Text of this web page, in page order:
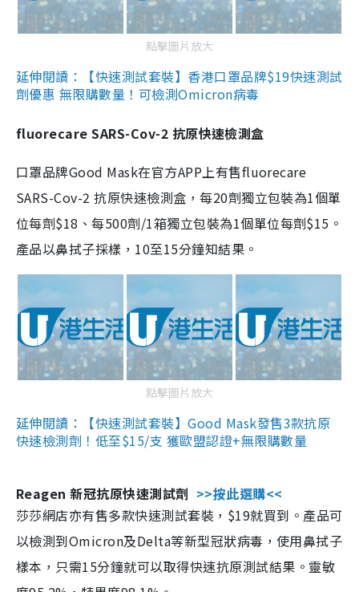
點擊圖片放大
延伸閱讀：【快速測試套裝】香港口罩品牌$19快速測試
劑優惠 無限購數量！可檢測Omicron病毒
fluorecare SARS-Cov-2 抗原快速檢測盒
口罩品牌Good Mask在官方APP上有售fluorecare
SARS-Cov-2 抗原快速檢測盒，每20劑獨立包裝為1個單
位每劑$18、每500劑/1箱獨立包裝為1個單位每劑$15。
產品以鼻拭子採樣，10至15分鐘知結果。
點擊圖片放大
延伸閱讀：【快速測試套裝】Good Mask發售3款抗原
快速檢測劑！低至$15/支 獲歐盟認證+無限購數量
Reagen 新冠抗原快速測試劑 >>按此選購<<
莎莎網店亦有售多款快速測試套裝，$19就買到。產品可
以檢測到Omicron及Delta等新型冠狀病毒，使用鼻拭子
樣本，只需15分鐘就可以取得快速抗原測試結果。靈敏